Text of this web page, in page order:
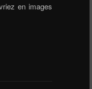
en images